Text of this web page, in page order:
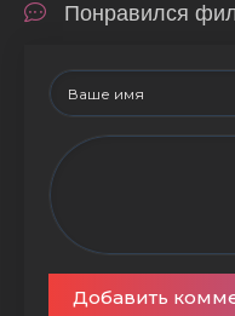
Понравился
Добавить